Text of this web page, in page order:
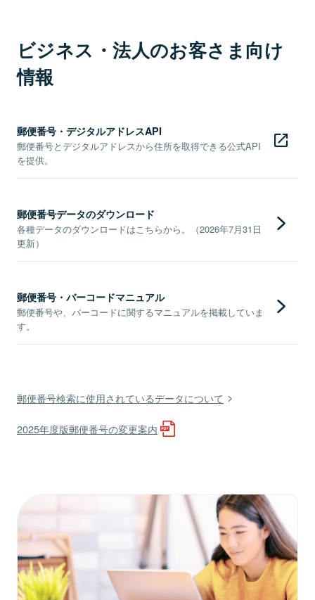
ビジネス・法人のお客さま向け
情報
郵便番号・デジタルアドレスAPI
郵便番号とデジタルアドレスから住所を取得できる公式API
を提供。
郵便番号データのダウンロード
各種データのダウンロードはこちらから。（2026年7月31日
更新）
郵便番号・バーコードマニュアル
郵便番号や、バーコードに関するマニュアルを掲載していま
す。
郵便番号検索に使用されているデータについて
2025年度版郵便番号の変更案内